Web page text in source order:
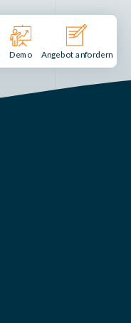
Demo Angebot anfordern